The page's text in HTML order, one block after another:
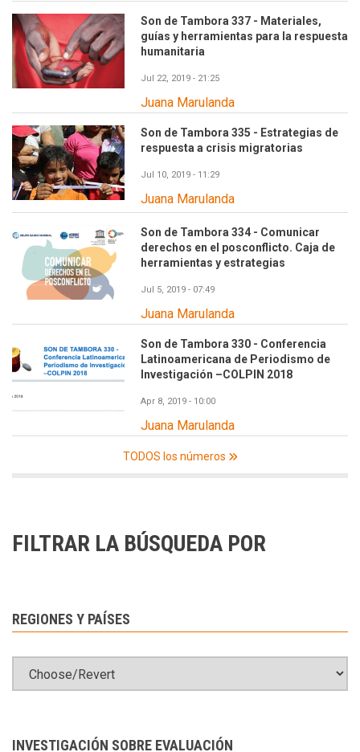
Son de Tambora 337 - Materiales,
guías y herramientas para la respuesta
humanitaria
Jul 22, 2019 - 21:25
Juana Marulanda
Son de Tambora 335 - Estrategias de
respuesta a crisis migratorias
Jul 10, 2019 - 11:29
Juana Marulanda
Son de Tambora 334 - Comunicar
derechos en el posconflicto. Caja de
herramientas y estrategias
Jul 5, 2019 - 07:49
Juana Marulanda
Son de Tambora 330 - Conferencia
Latinoamericana de Periodismo de
Investigación –COLPIN 2018
Apr 8, 2019 - 10:00
Juana Marulanda
TODOS los números
FILTRAR LA BÚSQUEDA POR
REGIONES Y PAÍSES
INVESTIGACIÓN SOBRE EVALUACIÓN